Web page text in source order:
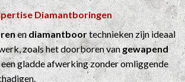
Diamantboringen
endiamantboortechnieken zijn ideaal
zoals het doorboren vangewapend
een gladde afwerking zonder omliggende